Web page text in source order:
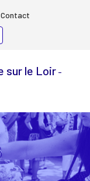
sur le Loir -
Contact